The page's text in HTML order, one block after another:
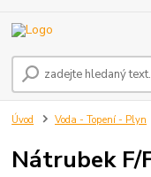
Úvod Voda - Topení - Plyn
Nátrubek F/